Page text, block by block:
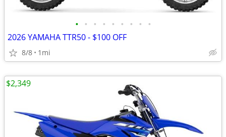
• • • • • • • • •
2026 YAMAHA TTR50 - $100 OFF
8/8 1mi
$2,349